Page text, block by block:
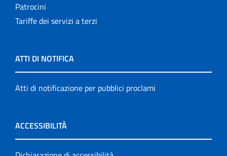
Patrocini
Tariffe dei servizi a terzi
ATTI DI NOTIFICA
Atti di notificazione per pubblici proclami
ACCESSIBILITÀ